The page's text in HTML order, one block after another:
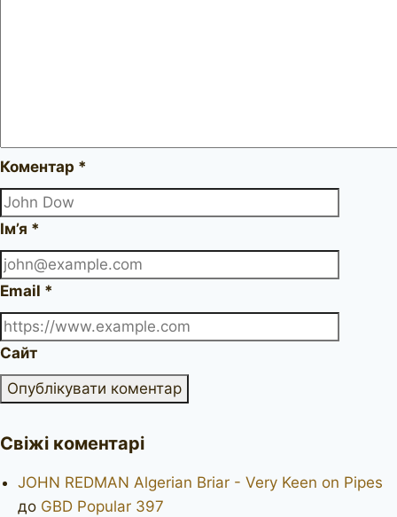
Коментар *
Ім’я *
Email *
Сайт
Свіжі коментарі
JOHN REDMAN Algerian Briar - Very Keen on Pipes
до GBD Popular 397